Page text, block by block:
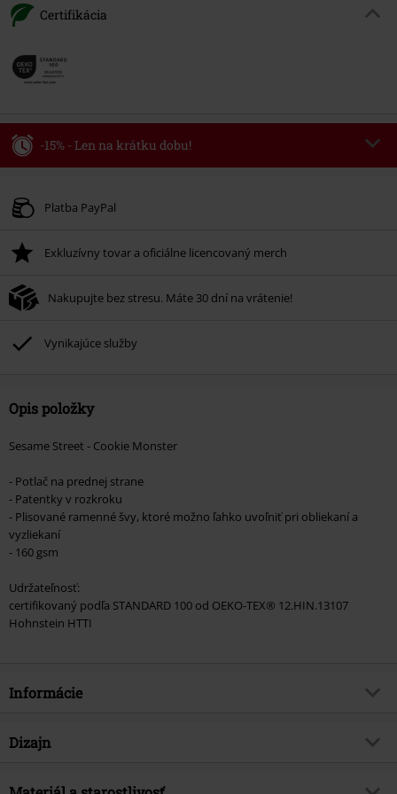
Certifikácia
-15% - Len na krátku dobu!
Platné do 8/9/26
Po zadaní kódu v košíku, sa zľava uplatní automaticky.
Nemožno kombinovať s inými akciovými kódmi. Zľava sa nevzťahuje na:
knihy, médiá, vstupenky, Rammstein, (Till) Lindemann, Böhse Onkelz,
ktorých kúpou podporíte nadáciu.
Platba PayPal
Exkluzívny tovar a oficiálne licencovaný merch
Nakupujte bez stresu. Máte 30 dní na vrátenie!
Vynikajúce služby
Opis položky
Sesame Street - Cookie Monster
- Potlač na prednej strane
- Patentky v rozkroku
- Plisované ramenné švy, ktoré možno ľahko uvoľniť pri obliekaní a
vyzliekaní
- 160 gsm
Udržateľnosť:
certifikovaný podľa STANDARD 100 od OEKO-TEX® 12.HIN.13107
Hohnstein HTTI
Informácie
Tovar č.
Dizajn
Typ výrobku